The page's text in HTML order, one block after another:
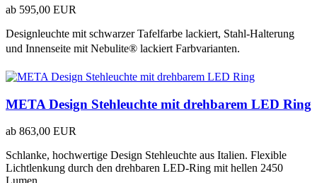
ab 595,00 EUR
Designleuchte mit schwarzer Tafelfarbe lackiert, Stahl-Halterung
und Innenseite mit Nebulite® lackiert Farbvarianten.
META Design Stehleuchte mit drehbarem LED Ring
ab 863,00 EUR
Schlanke, hochwertige Design Stehleuchte aus Italien. Flexible
Lichtlenkung durch den drehbaren LED-Ring mit hellen 2450